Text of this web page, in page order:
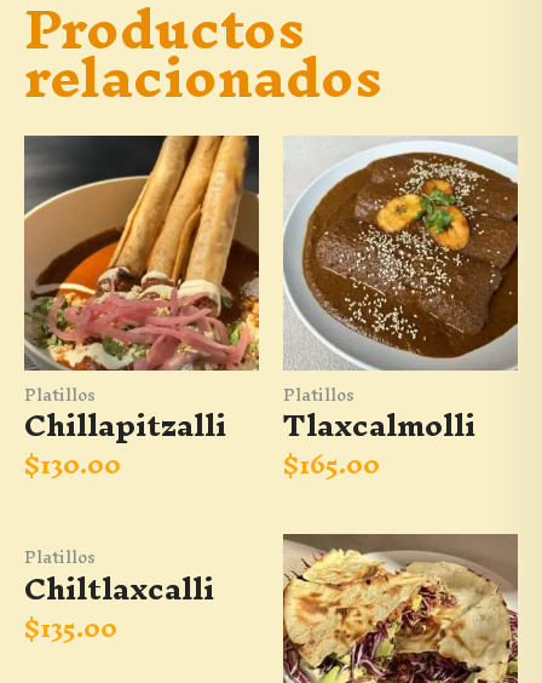
Productos
relacionados
Platillos
Chillapitzalli
$130.00
Platillos
Tlaxcalmolli
$165.00
Platillos
Chiltlaxcalli
$135.00